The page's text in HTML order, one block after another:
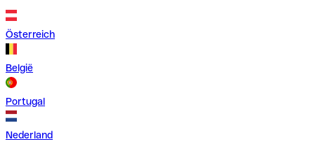
Österreich
België
Portugal
Nederland